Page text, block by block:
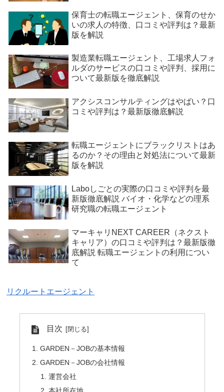
保育士の転職エージェント、保育のせか
いの求人の特徴、口コミや評判は？最新
版を解説
製造業転職エージェント、工場求人フォ
ルダのサービスの口コミや評判、採用に
ついて最新版を徹底解説
アクシスコンサルティングはやばい？口
コミや評判は？最新版徹底解説
転職エージェントにブラックリストはあ
るのか？その理由と対処法について最新
版を解説
Laboしごとの実際の口コミや評判を最
新版徹底解説 バイオ・化学などの理系
研究職の転職エージェント
マーキャリNEXT CAREER（ネクスト
キャリア）の口コミや評判は？最新版徹
底解説 転職エージェントの利用につい
て
リクルートエージェント
目次
GARDEN－JOBの基本情報
GARDEN－JOBの会社情報
運営会社
本社所在地